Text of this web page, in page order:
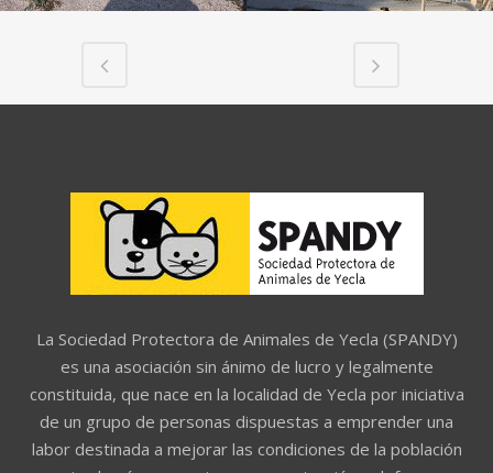
La Sociedad Protectora de Animales de Yecla (SPANDY)
es una asociación sin ánimo de lucro y legalmente
constituida, que nace en la localidad de Yecla por iniciativa
de un grupo de personas dispuestas a emprender una
labor destinada a mejorar las condiciones de la población